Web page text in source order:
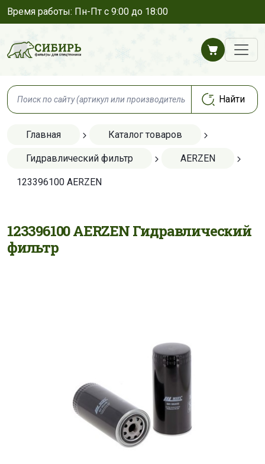
Время работы: Пн-Пт с 9:00 до 18:00
Главная Каталог товаров
Гидравлический фильтр AERZEN
123396100 AERZEN
123396100 AERZEN Гидравлический
фильтр